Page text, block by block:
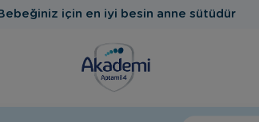
için en iyi besin anne sütüdür